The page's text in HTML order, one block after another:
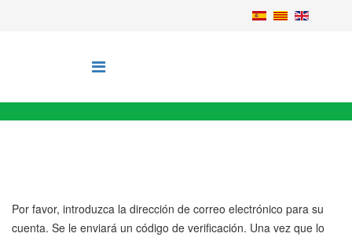
Por favor, introduzca la dirección de correo electrónico para su
cuenta. Se le enviará un código de verificación. Una vez que lo